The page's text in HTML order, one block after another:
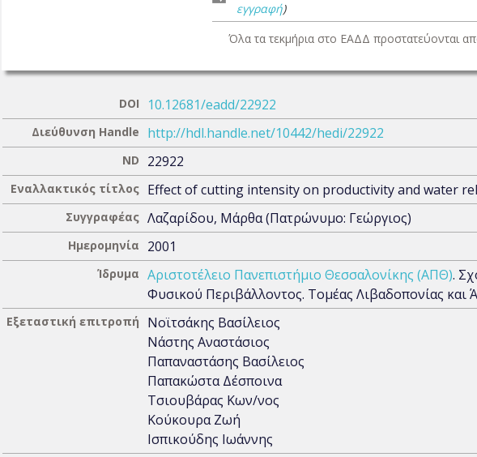
εγγραφή)
Όλα τα τεκμήρια στο ΕΑΔΔ προστατεύονται
DOI 10.12681/eadd/22922
Διεύθυνση Handle http://hdl.handle.net/10442/hedi/22922
ND 22922
Εναλλακτικός τίτλος Effect of cutting intensity on productivity and water
Συγγραφέας Λαζαρίδου, Μάρθα (Πατρώνυμο: Γεώργιος)
Ημερομηνία 2001
Ίδρυμα Αριστοτέλειο Πανεπιστήμιο Θεσσαλονίκης (ΑΠΘ).
Φυσικού Περιβάλλοντος. Τομέας Λιβαδοπονίας και
Εξεταστική επιτροπή
Νοϊτσάκης Βασίλειος
Νάστης Αναστάσιος
Παπαναστάσης Βασίλειος
Παπακώστα Δέσποινα
Τσιουβάρας Κων/νος
Κούκουρα Ζωή
Ισπικούδης Ιωάννης